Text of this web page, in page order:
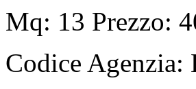
Mq: 13 Prezzo:
Codice Agenzia: